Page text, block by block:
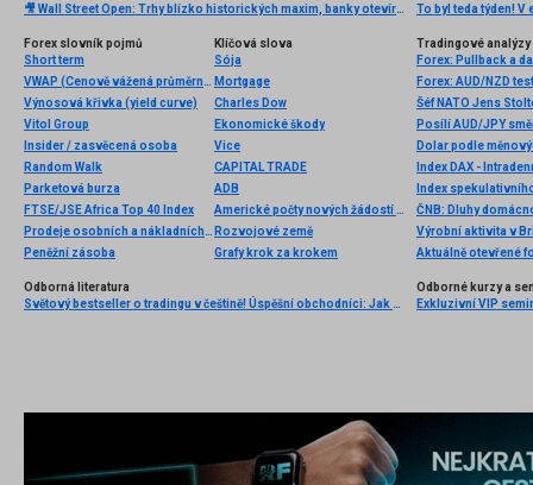
🎥 Wall Street Open: Trhy blízko historických maxim, banky otevírají výsledkovou sezónu
Forex slovník pojmů
Short term
VWAP (Cenově vážená průměrná cena)
Výnosová křivka (yield curve)
Vitol Group
Insider / zasvěcená osoba
Random Walk
Parketová burza
FTSE/JSE Africa Top 40 Index
Prodeje osobních a nákladních automobilů
Peněžní zásoba
Klíčová slova
Sója
Mortgage
Charles Dow
Ekonomické škody
Vice
CAPITAL TRADE
ADB
Americké počty nových žádostí o podporu v nezaměstnanosti
Rozvojové země
Grafy krok za krokem
Tradingové analýzy
Forex: Pullback a
Forex: AUD/NZD
Posílí AUD/JPY
Dolar podle
Index DAX -
Index
ČNB: Dluhy
Výrobní aktivita v
Aktuálně otevřené
Odborná literatura
Světový bestseller o tradingu v češtině! Úspěšní obchodníci: Jak běžní lidé porážejí Wall Street v jeho vlastní hře
Odborné kurzy a
Exkluzivní VIP